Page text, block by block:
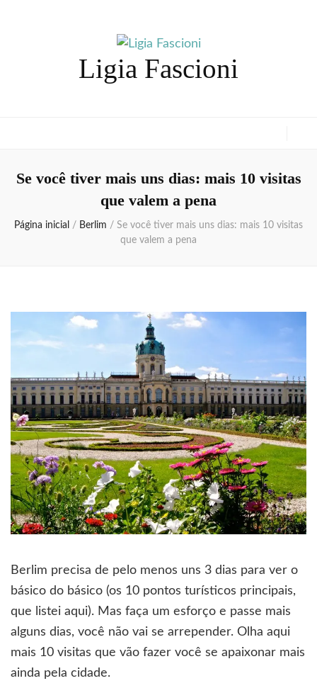
Ligia Fascioni
Se você tiver mais uns dias: mais 10 visitas
que valem a pena
Página inicial / Berlim / Se você tiver mais uns dias: mais 10 visitas
que valem a pena
Berlim precisa de pelo menos uns 3 dias para ver o
básico do básico (os 10 pontos turísticos principais,
que listei aqui). Mas faça um esforço e passe mais
alguns dias, você não vai se arrepender. Olha aqui
mais 10 visitas que vão fazer você se apaixonar mais
ainda pela cidade.